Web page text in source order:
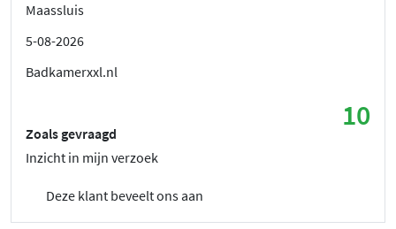
Maassluis
5-08-2026
Badkamerxxl.nl
10
Zoals gevraagd
Inzicht in mijn verzoek
Deze klant beveelt ons aan